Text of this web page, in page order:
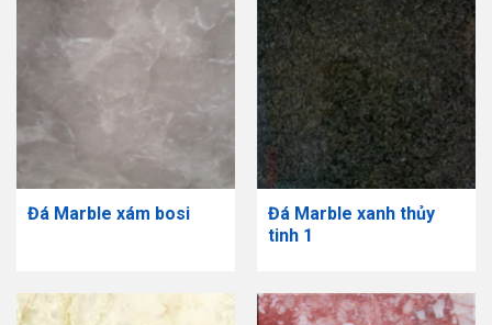
Đá Marble xám bosi
Đá Marble xanh thủy
tinh 1